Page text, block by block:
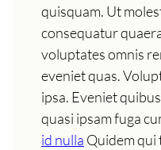
quisquam. Ut
consequatur
voluptates omnis
eveniet quas.
ipsa. Eveniet
quasi ipsam fuga
id nulla Quidem qui